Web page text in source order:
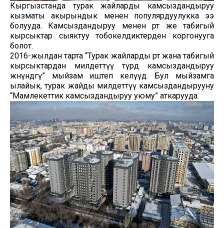
Кыргызстанда турак жайларды камсыздандыруу
кызматы акырындык менен популярдуулукка ээ
болууда. Камсыздандыруу менен өрт же табигый
кырсыктар сыяктуу тобокелдиктерден коргонууга
болот.
2016-жылдан тарта “Турак жайларды өрт жана табигый
кырсыктардан милдеттүү түрдө камсыздандыруу
жөнүндөгү” мыйзам иштеп келүүдө. Бул мыйзамга
ылайык, турак жайды милдеттүү камсыздандырууну
“Мамлекеттик камсыздандыруу уюму” аткарууда.